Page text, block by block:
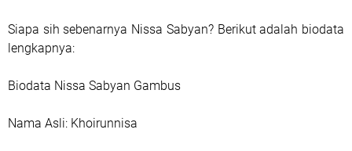
Siapa sih sebenarnya Nissa Sabyan? Berikut adalah biodata
lengkapnya:
Biodata Nissa Sabyan Gambus
Nama Asli: Khoirunnisa